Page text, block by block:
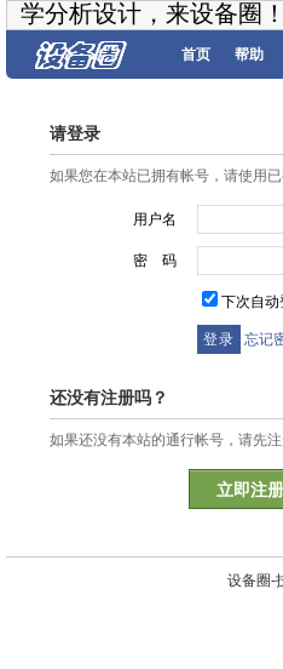
学分析设计，来设备圈
首页 帮助
请登录
如果您在本站已拥有帐号，请使用
用户名
密 码
下次自动
忘记
还没有注册吗？
如果还没有本站的通行帐号，请先
立即注册
设备圈-